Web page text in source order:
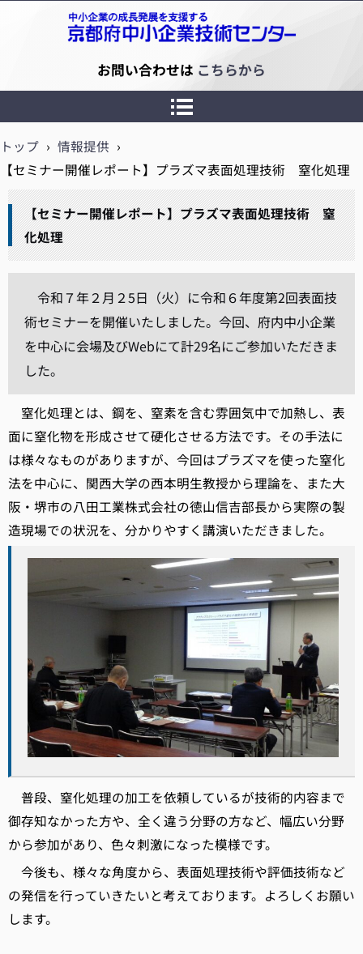
京都府中小企業技術センター
お問い合わせは こちらから
トップ › 情報提供 ›
【セミナー開催レポート】プラズマ表面処理技術 窒化処理
【セミナー開催レポート】プラズマ表面処理技術 窒
化処理
令和７年２月２5日（火）に令和６年度第2回表面技
術セミナーを開催いたしました。今回、府内中小企業
を中心に会場及びWebにて計29名にご参加いただきま
した。
窒化処理とは、鋼を、窒素を含む雰囲気中で加熱し、表
面に窒化物を形成させて硬化させる方法です。その手法に
は様々なものがありますが、今回はプラズマを使った窒化
法を中心に、関西大学の西本明生教授から理論を、また大
阪・堺市の八田工業株式会社の徳山信吉部長から実際の製
造現場での状況を、分かりやすく講演いただきました。
普段、窒化処理の加工を依頼しているが技術的内容まで
御存知なかった方や、全く違う分野の方など、幅広い分野
から参加があり、色々刺激になった模様です。
今後も、様々な角度から、表面処理技術や評価技術など
の発信を行っていきたいと考えております。よろしくお願い
します。